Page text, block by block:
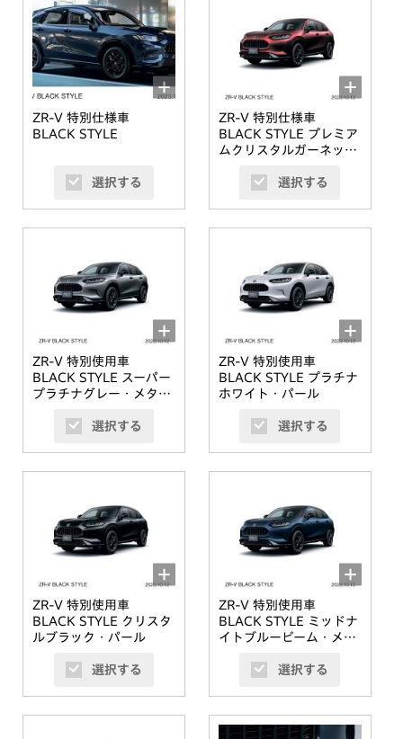
ZR-V 特別仕様車
BLACK STYLE
選択する
ZR-V 特別仕様車
BLACK STYLE プレミア
ムクリスタルガーネッ
選択する
ZR-V 特別使用車
BLACK STYLE スーパー
プラチナグレー・メタリ
選択する
ZR-V 特別使用車
BLACK STYLE プラチナ
ホワイト・パール
選択する
ZR-V 特別使用車
BLACK STYLE クリスタ
ルブラック・パール
選択する
ZR-V 特別使用車
BLACK STYLE ミッドナ
イトブルービーム・メタ
選択する